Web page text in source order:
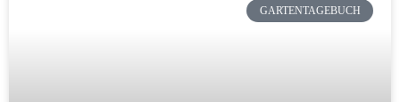
GARTENTAGEBUCH